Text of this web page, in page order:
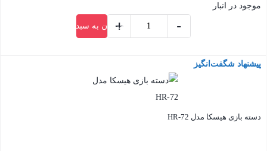
بود.
موجود در انبار
مدل
HR-
73
-
+
افزودن به سبد خرید
بستن
پیشنهاد شگفت‌انگیز
دسته بازی هیسکا مدل HR-72